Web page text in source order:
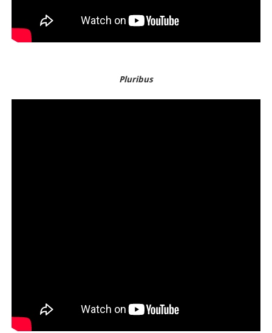
Pluribus